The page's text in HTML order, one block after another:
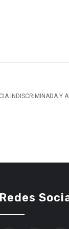
INDISCRIMINADA Y
Redes